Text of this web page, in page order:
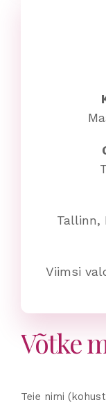
Tallinn,
Viimsi
Võtke
Teie nimi